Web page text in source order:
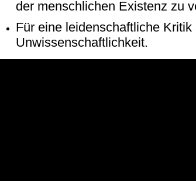
der menschlichen Existenz zu
Für eine leidenschaftliche
Unwissenschaftlichkeit.